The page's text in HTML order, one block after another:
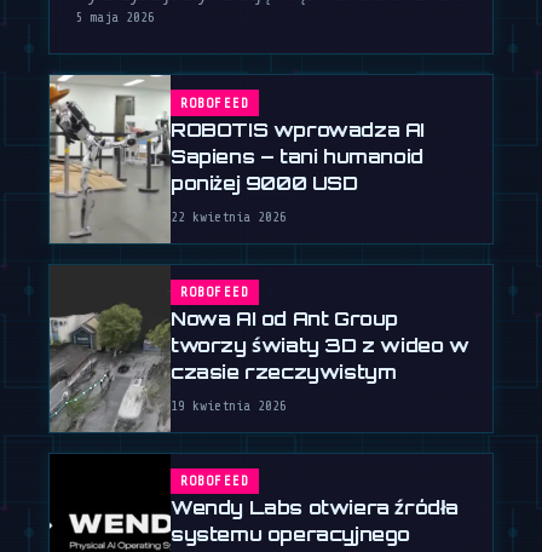
dłonią użytkownika i nauki nowych …
5 maja 2026
ROBOFEED
ROBOTIS wprowadza AI
Sapiens – tani humanoid
poniżej 9000 USD
22 kwietnia 2026
ROBOFEED
Nowa AI od Ant Group
tworzy światy 3D z wideo w
czasie rzeczywistym
19 kwietnia 2026
ROBOFEED
Wendy Labs otwiera źródła
systemu operacyjnego